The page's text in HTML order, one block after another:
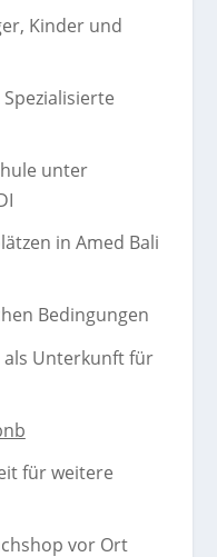
Kinder und
unter
in Amed Bali
Bedingungen
als Unterkunft für
für weitere
vor Ort